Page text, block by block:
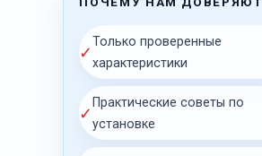
✓
Только проверенные
характеристики
✓
Практические советы по
установке